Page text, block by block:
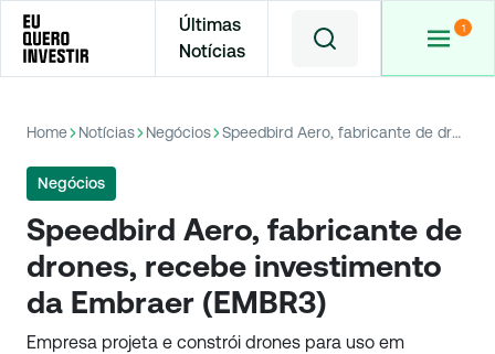
Últimas
Notícias
Home Notícias Negócios Speedbird Aero, fabricante de drones, recebe investimento da Embraer (EMBR3)
Negócios
Speedbird Aero, fabricante de
drones, recebe investimento
da Embraer (EMBR3)
Empresa projeta e constrói drones para uso em